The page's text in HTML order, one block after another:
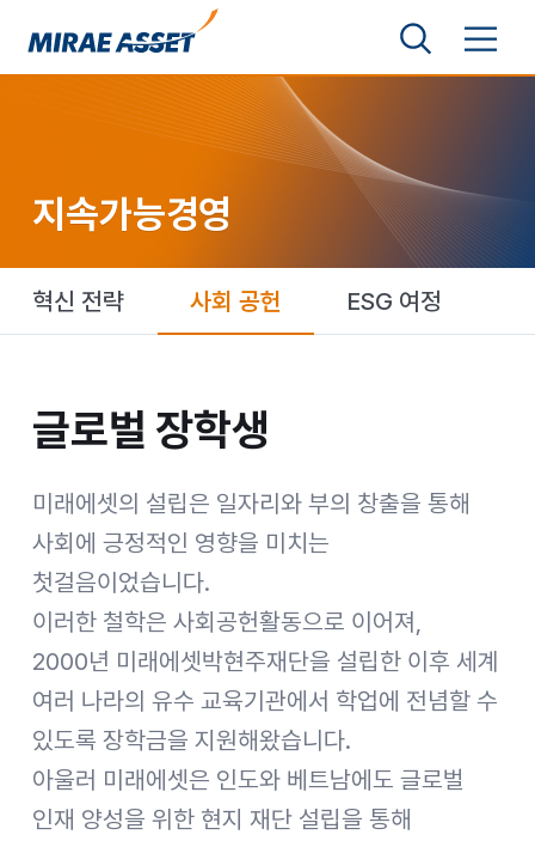
지속가능경영
혁신 전략 사회 공헌 ESG 여정
글로벌 장학생
미래에셋의 설립은 일자리와 부의 창출을 통해
사회에 긍정적인 영향을 미치는
첫걸음이었습니다.
이러한 철학은 사회공헌활동으로 이어져,
2000년 미래에셋박현주재단을 설립한 이후 세계
여러 나라의 유수 교육기관에서 학업에 전념할 수
있도록 장학금을 지원해왔습니다.
아울러 미래에셋은 인도와 베트남에도 글로벌
인재 양성을 위한 현지 재단 설립을 통해